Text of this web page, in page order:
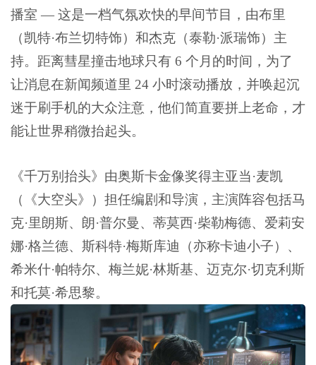
播室 — 这是一档气氛欢快的早间节目，由布里
（凯特·布兰切特饰）和杰克（泰勒·派瑞饰）主
持。距离彗星撞击地球只有 6 个月的时间，为了
让消息在新闻频道里 24 小时滚动播放，并唤起沉
迷于刷手机的大众注意，他们简直要拼上老命，才
能让世界稍微抬起头。
《千万别抬头》由奥斯卡金像奖得主亚当·麦凯
（《大空头》）担任编剧和导演，主演阵容包括马
克·里朗斯、朗·普尔曼、蒂莫西·柴勒梅德、爱莉安
娜·格兰德、斯科特·梅斯库迪（亦称卡迪小子）、
希米什·帕特尔、梅兰妮·林斯基、迈克尔·切克利斯
和托莫·希思黎。